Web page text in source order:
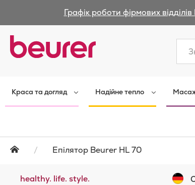
Графік роботи фірмових
Краса та догляд Надійне тепло
Епілятор Beurer HL 70
healthy. life. style.